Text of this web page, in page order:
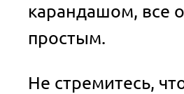
карандашом, все
простым.
Не стремитесь,